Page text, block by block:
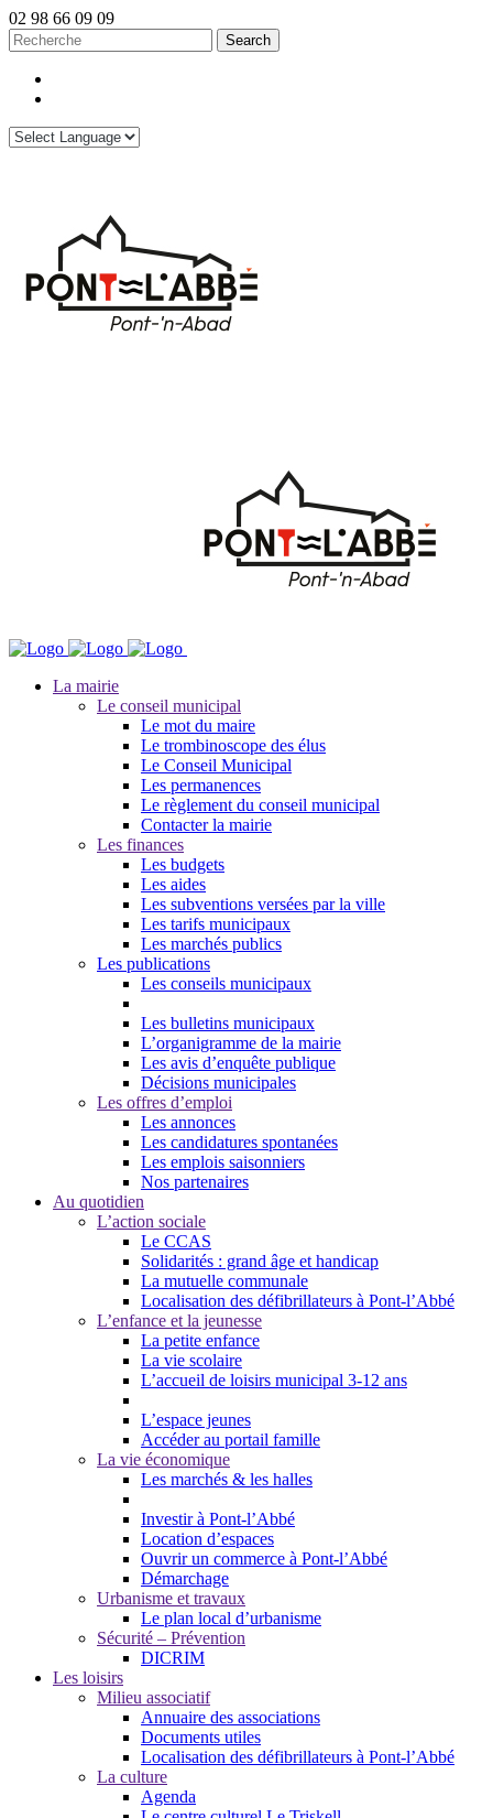
02 98 66 09 09
La mairie
Le conseil municipal
Le mot du maire
Le trombinoscope des élus
Le Conseil Municipal
Les permanences
Le règlement du conseil municipal
Contacter la mairie
Les finances
Les budgets
Les aides
Les subventions versées par la ville
Les tarifs municipaux
Les marchés publics
Les publications
Les conseils municipaux
Les bulletins municipaux
L’organigramme de la mairie
Les avis d’enquête publique
Décisions municipales
Les offres d’emploi
Les annonces
Les candidatures spontanées
Les emplois saisonniers
Nos partenaires
Au quotidien
L’action sociale
Le CCAS
Solidarités : grand âge et handicap
La mutuelle communale
Localisation des défibrillateurs à Pont-l’Abbé
L’enfance et la jeunesse
La petite enfance
La vie scolaire
L’accueil de loisirs municipal 3-12 ans
L’espace jeunes
Accéder au portail famille
La vie économique
Les marchés & les halles
Investir à Pont-l’Abbé
Location d’espaces
Ouvrir un commerce à Pont-l’Abbé
Démarchage
Urbanisme et travaux
Le plan local d’urbanisme
Sécurité – Prévention
DICRIM
Les loisirs
Milieu associatif
Annuaire des associations
Documents utiles
Localisation des défibrillateurs à Pont-l’Abbé
La culture
Agenda